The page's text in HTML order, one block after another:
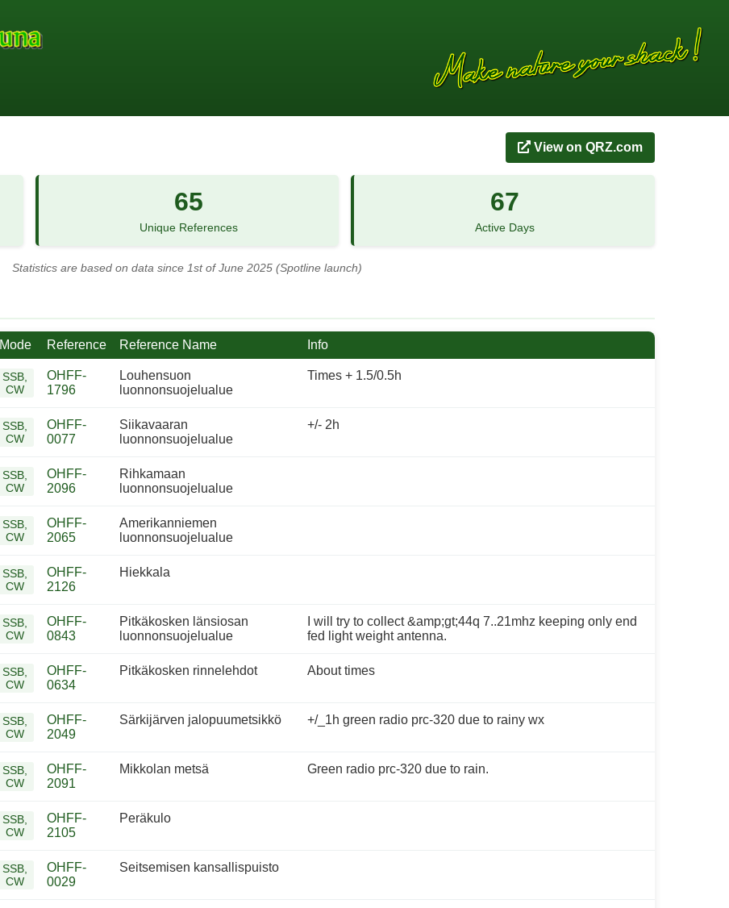
View on QRZ.com
65
Unique References
67
Active Days
Statistics are based on data since 1st of June 2025 (Spotline launch)
Mode Reference Reference Name Info
SSB,
CW
OHFF-
1796
Louhensuon
luonnonsuojelualue
Times + 1.5/0.5h
SSB,
CW
OHFF-
0077
Siikavaaran
luonnonsuojelualue
+/- 2h
SSB,
CW
OHFF-
2096
Rihkamaan
luonnonsuojelualue
SSB,
CW
OHFF-
2065
Amerikanniemen
luonnonsuojelualue
SSB,
CW
OHFF-
2126
Hiekkala
SSB,
CW
OHFF-
0843
Pitkäkosken länsiosan
luonnonsuojelualue
I will try to collect &amp;gt;44q 7..21mhz keeping only end
fed light weight antenna.
SSB,
CW
OHFF-
0634
Pitkäkosken rinnelehdot About times
SSB,
CW
OHFF-
2049
Särkijärven jalopuumetsikkö +/_1h green radio prc-320 due to rainy wx
SSB,
CW
OHFF-
2091
Mikkolan metsä Green radio prc-320 due to rain.
SSB,
CW
OHFF-
2105
Peräkulo
SSB,
CW
OHFF-
0029
Seitsemisen kansallispuisto